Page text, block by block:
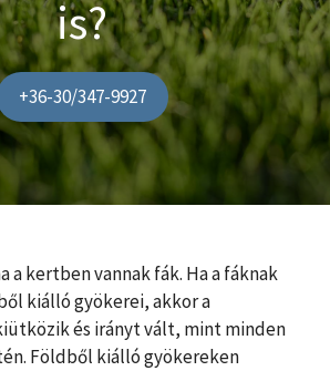
is?
+36-30/347-9927
a kertben vannak fák. Ha a fáknak
kiálló gyökerei, akkor a
és irányt vált, mint minden
Földből kiálló gyökereken